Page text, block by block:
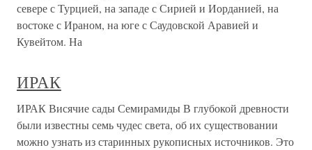
севере с Турцией, на западе с Сирией и Иорданией, на
востоке с Ираном, на юге с Саудовской Аравией и
Кувейтом. На
ИРАК
ИРАК Висячие сады Семирамиды В глубокой древности
были известны семь чудес света, об их существовании
можно узнать из старинных рукописных источников. Это